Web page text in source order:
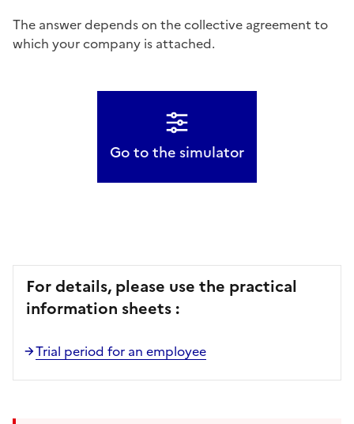
The answer depends on the collective agreement to
which your company is attached.
Go to the simulator
For details, please use the practical
information sheets :
Trial period for an employee